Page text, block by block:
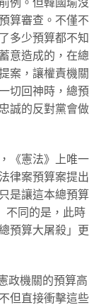
例。但韓國瑜沒
算審查。不僅不
多少預算都不知
意造成的，在總
案，讓權責機關
切回神時，總預
誠的反對黨會做
《憲法》上唯一
律案預算案提出
是讓這本總預算
不同的是，此時
預算大屠殺」更
政機關的預算高
但直接衝擊這些